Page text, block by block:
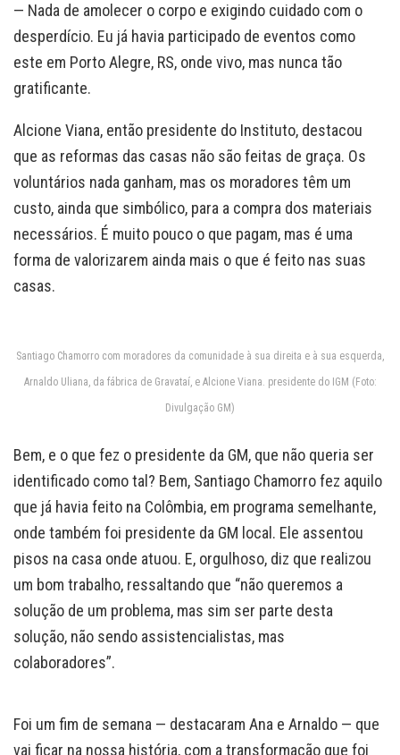
— Nada de amolecer o corpo e exigindo cuidado com o
desperdício. Eu já havia participado de eventos como
este em Porto Alegre, RS, onde vivo, mas nunca tão
gratificante.
Alcione Viana, então presidente do Instituto, destacou
que as reformas das casas não são feitas de graça. Os
voluntários nada ganham, mas os moradores têm um
custo, ainda que simbólico, para a compra dos materiais
necessários. É muito pouco o que pagam, mas é uma
forma de valorizarem ainda mais o que é feito nas suas
casas.
Santiago Chamorro com moradores da comunidade à sua direita e à sua esquerda,
Arnaldo Uliana, da fábrica de Gravataí, e Alcione Viana. presidente do IGM (Foto:
Divulgação GM)
Bem, e o que fez o presidente da GM, que não queria ser
identificado como tal? Bem, Santiago Chamorro fez aquilo
que já havia feito na Colômbia, em programa semelhante,
onde também foi presidente da GM local. Ele assentou
pisos na casa onde atuou. E, orgulhoso, diz que realizou
um bom trabalho, ressaltando que “não queremos a
solução de um problema, mas sim ser parte desta
solução, não sendo assistencialistas, mas
colaboradores”.
Foi um fim de semana — destacaram Ana e Arnaldo — que
vai ficar na nossa história, com a transformação que foi